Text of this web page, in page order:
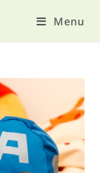
Menu